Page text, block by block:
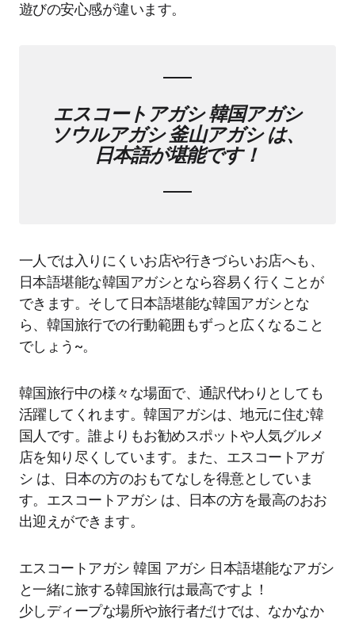
遊びの安心感が違います。
エスコートアガシ 韓国アガシ
ソウルアガシ 釜山アガシ は、
日本語が堪能です！
一人では入りにくいお店や行きづらいお店へも、
日本語堪能な韓国アガシとなら容易く行くことが
できます。そして日本語堪能な韓国アガシとな
ら、韓国旅行での行動範囲もずっと広くなること
でしょう~。
韓国旅行中の様々な場面で、通訳代わりとしても
活躍してくれます。韓国アガシは、地元に住む韓
国人です。誰よりもお勧めスポットや人気グルメ
店を知り尽くしています。また、エスコートアガ
シ は、日本の方のおもてなしを得意としていま
す。エスコートアガシ は、日本の方を最高のおお
出迎えができます。
エスコートアガシ 韓国 アガシ 日本語堪能なアガシ
と一緒に旅する韓国旅行は最高ですよ！
少しディープな場所や旅行者だけでは、なかなか